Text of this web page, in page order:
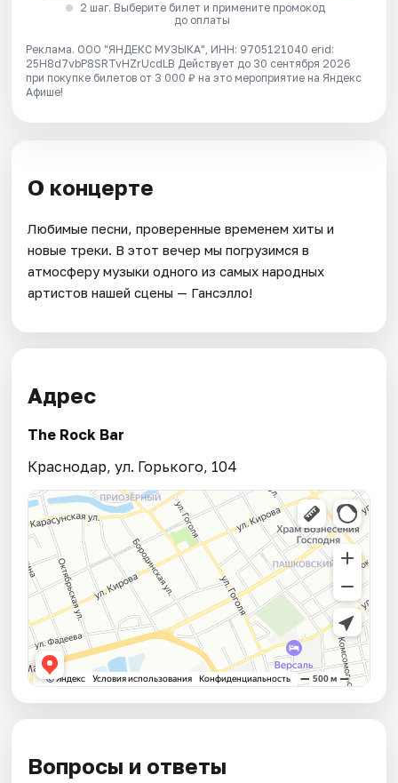
2 шаг. Выберите билет и примените промокод
до оплаты
Реклама. ООО "ЯНДЕКС МУЗЫКА", ИНН: 9705121040 erid:
25H8d7vbP8SRTvHZrUcdLB Действует до 30 сентября 2026
при покупке билетов от 3 000 ₽ на это мероприятие на Яндекс
Афише!
О концерте
Любимые песни, проверенные временем хиты и
новые треки. В этот вечер мы погрузимся в
атмосферу музыки одного из самых народных
артистов нашей сцены — Гансэлло!
Адрес
The Rock Bar
Краснодар, ул. Горького, 104
Вопросы и ответы